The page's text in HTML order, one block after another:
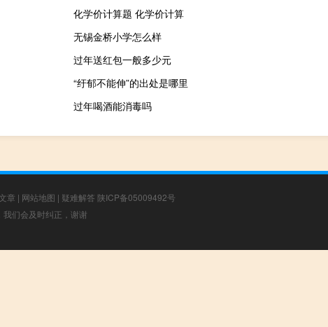
化学价计算题 化学价计算
无锡金桥小学怎么样
过年送红包一般多少元
“纡郁不能伸”的出处是哪里
过年喝酒能消毒吗
章 | 网站地图 | 疑难解答 陕ICP备05009492号
们会及时纠正，谢谢